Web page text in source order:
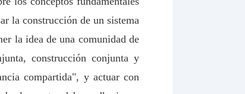
la construcción de un sistema
la idea de una comunidad de
construcción conjunta y
compartida", y actuar con